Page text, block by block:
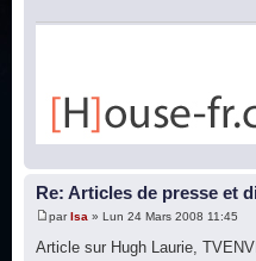
Re: Articles de presse et
parIsa » Lun 24 Mars 2008 11:45
Article sur Hugh Laurie,